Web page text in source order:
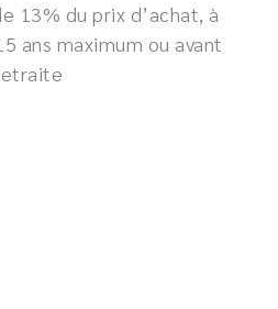
13% du prix d’achat, à
ans maximum ou avant